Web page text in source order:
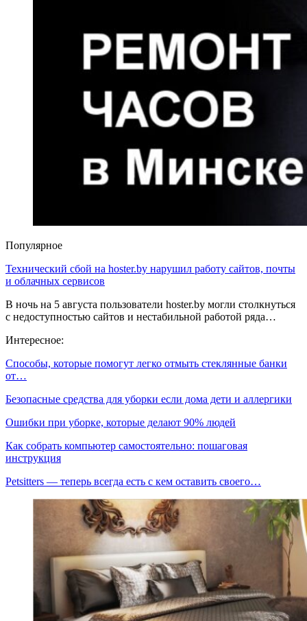
Популярное
Технический сбой на hoster.by нарушил работу сайтов, почты
и облачных сервисов
В ночь на 5 августа пользователи hoster.by могли столкнуться
с недоступностью сайтов и нестабильной работой ряда…
Интересное:
Способы, которые помогут легко отмыть стеклянные банки
от…
Безопасные средства для уборки если дома дети и аллергики
Ошибки при уборке, которые делают 90% людей
Как собрать компьютер самостоятельно: пошаговая
инструкция
Petsitters — теперь всегда есть с кем оставить своего…